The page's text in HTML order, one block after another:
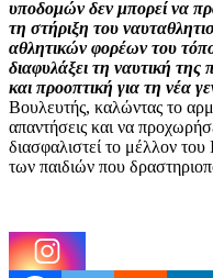
υποδομών δεν μπορεί να
τη στήριξη του
αθλητικών φορέων του
διαφυλάξει τη ναυτική
και προοπτική για τη νέα
Βουλευτής, καλώντας το
απαντήσεις και να
διασφαλιστεί το μέλλον
των παιδιών που